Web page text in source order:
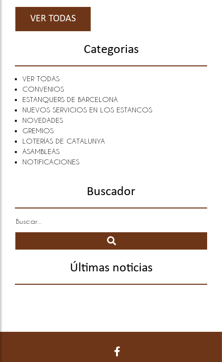
VER TODAS
Categorias
VER TODAS
CONVENIOS
ESTANQUERS DE BARCELONA
NUEVOS SERVICIOS EN LOS ESTANCOS
NOVEDADES
GREMIOS
LOTERÍAS DE CATALUNYA
ASAMBLEAS
NOTIFICACIONES
Buscador
Últimas noticias